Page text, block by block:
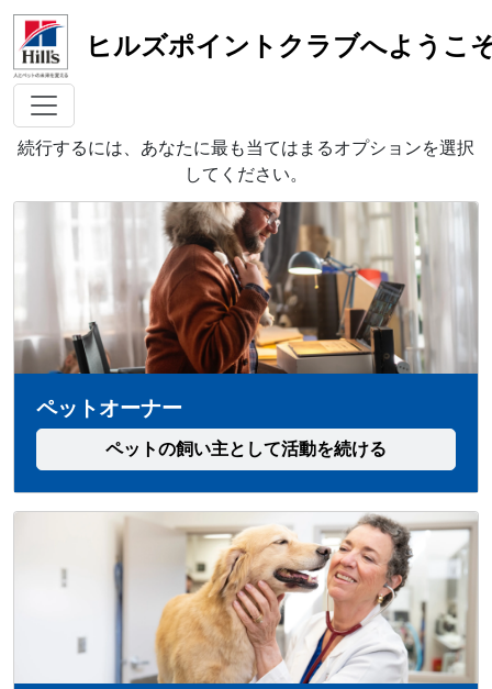
ヒルズポイントクラブへようこ
続行するには、あなたに最も当てはまるオプションを選択
してください。
ペットオーナー
ペットの飼い主として活動を続ける